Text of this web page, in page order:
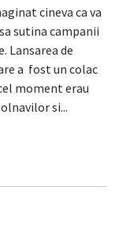
cineva ca va
sutina campanii
Lansarea de
a fost un colac
moment erau
si...